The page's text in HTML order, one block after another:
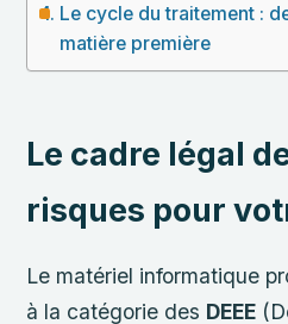
Le cycle du traitement :
matière première
Le cadre légal
risques pour
Le matériel informatique
à la catégorie des DEEE